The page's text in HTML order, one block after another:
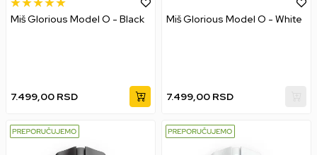
Miš Glorious Model O - Black
7.499,00 RSD
Miš Glorious Model O - White
7.499,00 RSD